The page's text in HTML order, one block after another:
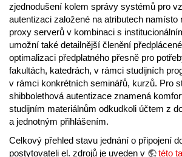
zjednodušení kolem správy systémů pro
autentizaci založené na atributech namísto
proxy serverů v kombinaci s
umožní také detailnější členění
optimalizaci předplatného přesně pro
fakultách, katedrách, v rámci studijních
v rámci konkrétních seminářů, kurzů. Pro
shibbolethová autentizace znamená
studijním materiálnům odkudkoli účtem z
a jednotným přihlášením.
Celkový přehled stavu jednání o připojení
postytovateli el. zdrojů je uveden v
této